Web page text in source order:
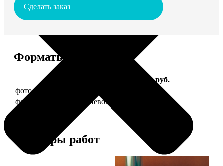
Сделать заказ
Форматы и цены
Цена, руб.
фото 30х40 в деревянной рамке
фото 30х40 в алюминиевой рамке
Примеры работ